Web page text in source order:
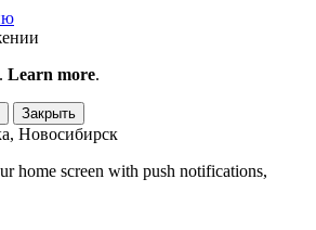
Learn more.
Закрыть
Новосибирск
home screen with push notifications,